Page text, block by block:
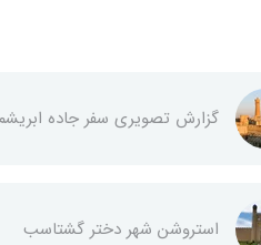
گزارش تصویری سفر جاده
استروشن شهر دختر گشتاسب